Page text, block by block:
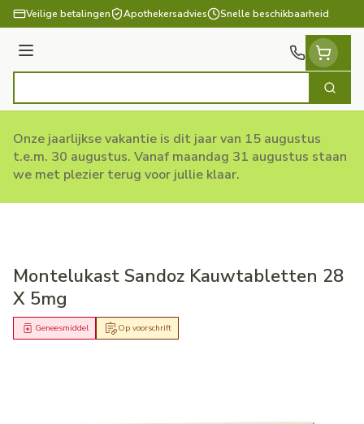
Ga naar de inhoud
Veilige betalingen Apothekersadvies Snelle beschikbaarheid
Menu
Zoek
Onze jaarlijkse vakantie is dit jaar van 15 augustus
t.e.m. 30 augustus. Vanaf maandag 31 augustus staan
we met plezier terug voor jullie klaar.
Montelukast Sandoz Kauwtabletten 28
X 5mg
Op voorschrift
Geneesmiddel